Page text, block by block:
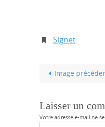
Signet.
Image
Laisser un
Votre adresse e-mail ne